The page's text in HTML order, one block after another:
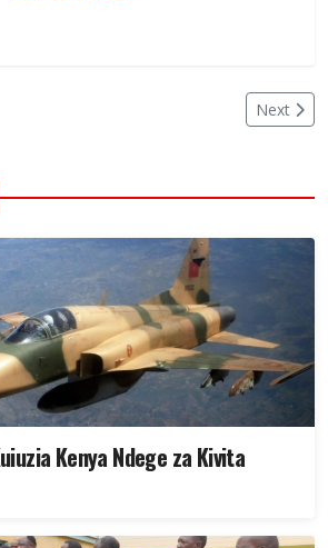
Next
Kenya Ndege za Kivita